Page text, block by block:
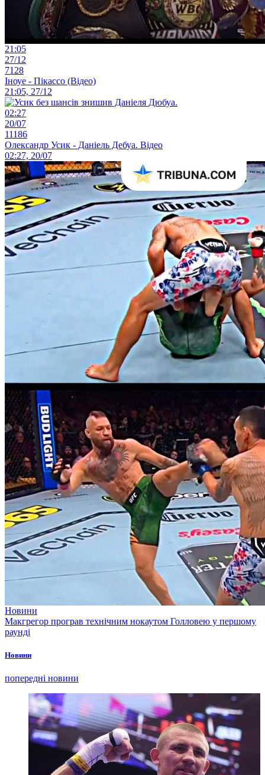
21:05
27/12
7128
Іноуе - Пікассо (Відео)
21:05, 27/12
02:27
20/07
11186
Олександр Усик - Даніель Дебуа. Відео
02:27, 20/07
Новини
Макгрегор програв технічним нокаутом Голловею у першому
раунді
Новини
попередні новини